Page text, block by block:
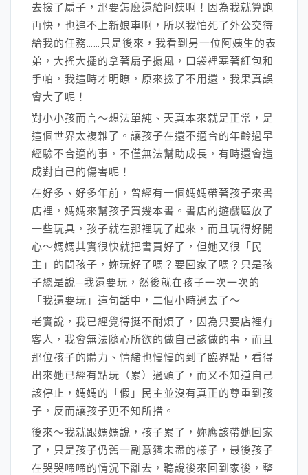
去撿了扇子，那要怎麼還給阿姨啊！因為我就算跑
再快，也追不上新娘車啊，所以我怕死了外公交待
給我的任務……只是後來，我看到另一位阿姨生的表
弟，大搖大擺的拿著扇子搧風，口袋裡塞著紅包和
手帕，我這時才明瞭，原來撿了不用還，我果真誤
會大了呢！
對小小孩而言～想法單純、天真本來就是正常，是
這個世界太複雜了。讓孩子在還不適合的年齡過早
經驗不合適的事，不僅無法幫助成長，有時還會造
成對自己的傷害呢！
在好多、好多年前，曾經有一個媽媽帶著孩子來書
店裡，媽媽來幫孩子買幾本書。書店的遊戲區放了
一些玩具，孩子就在那裡玩了起來，而且玩得好開
心～媽媽其實很快就把書買好了，但她又很「民
主」的問孩子，妳玩好了嗎？要回家了嗎？只是孩
子總是說─我還要玩，然後就在孩子一次一次的
「我還要玩」這句話中，二個小時過去了～
老實說，我已經覺得挺不耐煩了，因為只要店裡有
客人，我會無法隨心所欲的做自己該做的事，而且
那位孩子的體力、情緒也慢慢的到了臨界點，看得
出來她已經有點玩（累）過頭了，而又不知道自己
該停止，媽媽的「假」民主並沒有真正的尊重到孩
子，反而讓孩子更不知所措。
後來～我就跟媽媽說，孩子累了，妳應該帶她回家
了，只是孩子仍舊一副意猶未盡的樣子，最後孩子
在哭哭啼啼的情況下離去，聽說後來回到家後，整